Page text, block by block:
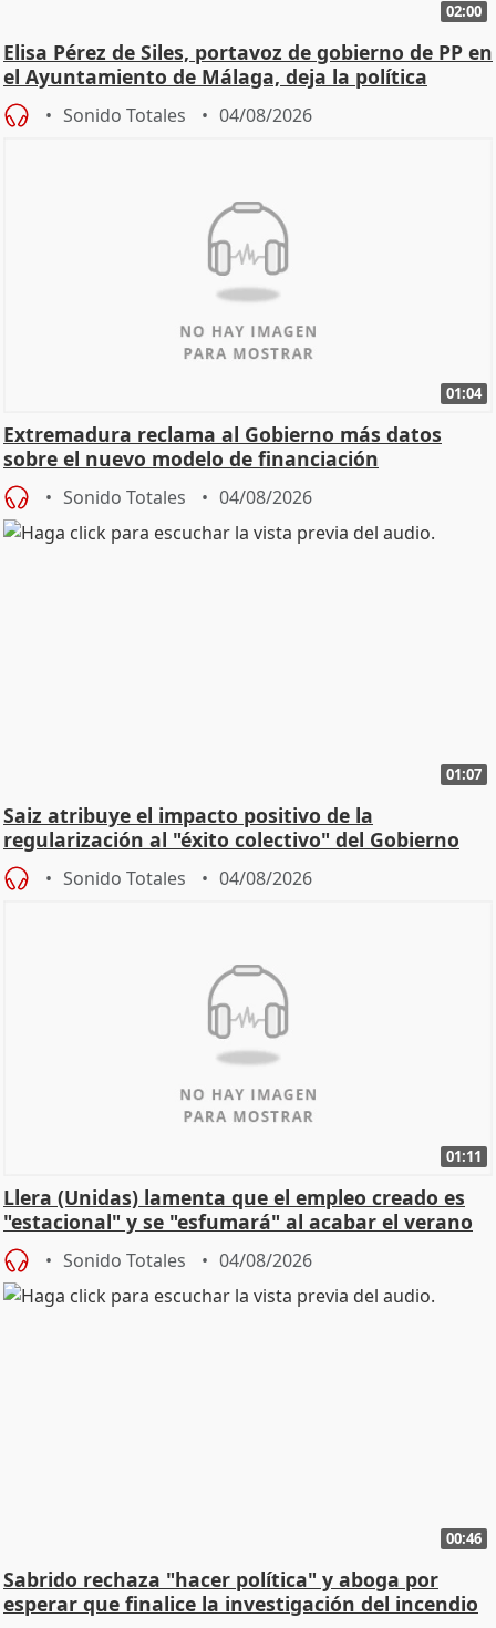
02:00
Elisa Pérez de Siles, portavoz de gobierno de PP en
el Ayuntamiento de Málaga, deja la política
Sonido Totales 04/08/2026
01:04
Extremadura reclama al Gobierno más datos
sobre el nuevo modelo de financiación
Sonido Totales 04/08/2026
01:07
Saiz atribuye el impacto positivo de la
regularización al "éxito colectivo" del Gobierno
Sonido Totales 04/08/2026
01:11
Llera (Unidas) lamenta que el empleo creado es
"estacional" y se "esfumará" al acabar el verano
Sonido Totales 04/08/2026
00:46
Sabrido rechaza "hacer política" y aboga por
esperar que finalice la investigación del incendio